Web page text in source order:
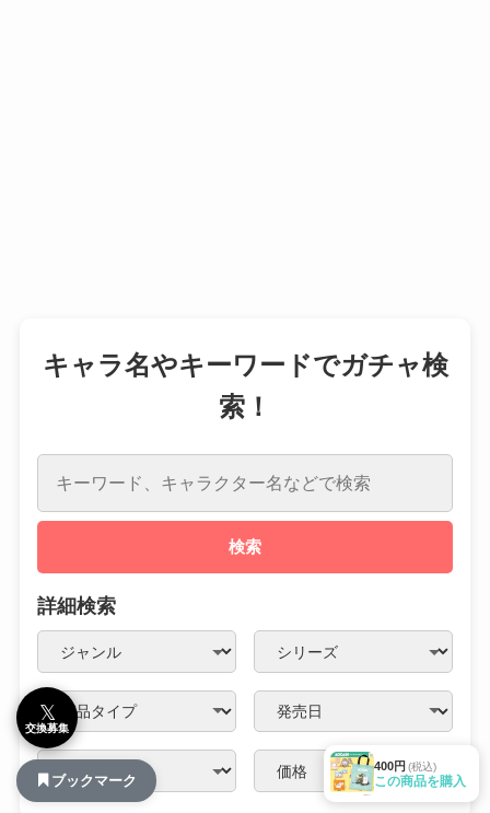
400円 (税込)
この商品を購入
キャラ名やキーワードでガチャ検
索！
検索
詳細検索
𝕏
交換募集
ブックマーク